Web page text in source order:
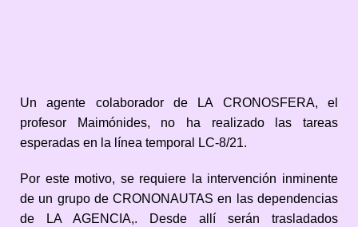
Un agente colaborador de LA CRONOSFERA, el
profesor Maimónides, no ha realizado las tareas
esperadas en la línea temporal LC-8/21.
Por este motivo, se requiere la intervención inminente
de un grupo de CRONONAUTAS en las dependencias
de LA AGENCIA,. Desde allí serán trasladados